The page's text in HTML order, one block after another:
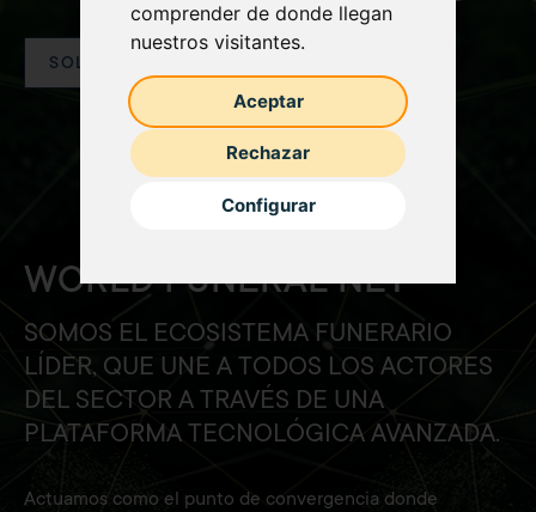
comprender de donde llegan
nuestros visitantes.
Aceptar
Rechazar
Configurar
SOLICITA UNA DEMOSTRACIÓN
WORLD FUNERAL NET
SOMOS EL ECOSISTEMA FUNERARIO
LÍDER, QUE UNE A TODOS LOS ACTORES
DEL SECTOR A TRAVÉS DE UNA
PLATAFORMA TECNOLÓGICA AVANZADA.
Actuamos como el punto de convergencia donde